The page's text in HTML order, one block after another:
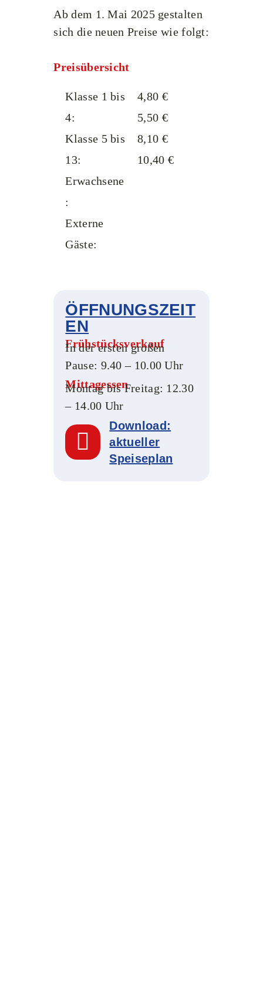
Ab dem 1. Mai 2025 gestalten
sich die neuen Preise wie folgt:
Preisübersicht
Klasse 1 bis
4:
Klasse 5 bis
13:
Erwachsene
:
Externe
Gäste:
4,80 €
5,50 €
8,10 €
10,40 €
ÖFFNUNGSZEIT
EN
Frühstücksverkauf
In der ersten großen
Pause: 9.40 – 10.00 Uhr
Mittagessen
Montag bis Freitag: 12.30
– 14.00 Uhr
Download:
aktueller
Speiseplan